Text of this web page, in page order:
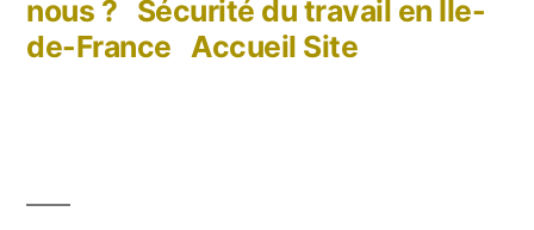
nous ? Sécurité du travail en Ile-
de-France Accueil Site